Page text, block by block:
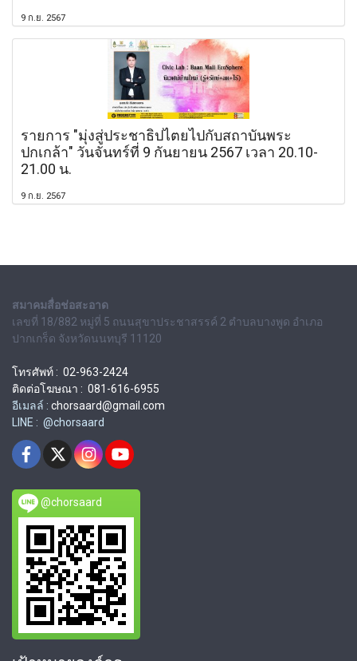
9 ก.ย. 2567
รายการ "มุ่งสู่ประชาธิปไตยไปกับสถาบันพระ
ปกเกล้า" วันจันทร์ที่ 9 กันยายน 2567 เวลา 20.10-
21.00 น.
9 ก.ย. 2567
สมาคมสื่อช่อสะอาด
เลขที่ 18/882 หมู่ที่ 5 ถนนสุขาประชาสรรค์ 2 ตำบลบางพูด อำเภอ
ปากเกร็ด จังหวัดนนทบุรี 11120
โทรศัพท์ : 02-963-2424
ติดต่อโฆษณา : 081-616-6955
อีเมลล์ : chorsaard@gmail.com
LINE : @chorsaard
@chorsaard